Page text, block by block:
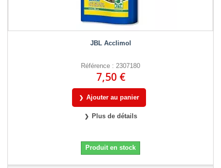
JBL Acclimol
Référence : 2307180
7,50 €
Ajouter au panier
Plus de détails
Produit en stock